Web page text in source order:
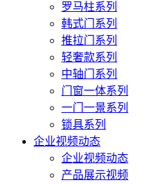
罗马柱系列
韩式门系列
推拉门系列
轻奢款系列
中轴门系列
门窗一体系列
一门一景系列
锁具系列
企业视频动态
企业视频动态
产品展示视频